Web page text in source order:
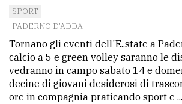
SPORT
PADERNO D'ADDA
Tornano gli eventi dell'E..state a
calcio a 5 e green volley saranno le
vedranno in campo sabato 14 e
decine di giovani desiderosi di
ore in compagnia praticando sport e ...